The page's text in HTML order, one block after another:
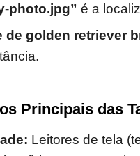
photo.jpg” é a
de golden retriever
Principais das
Leitores de tela